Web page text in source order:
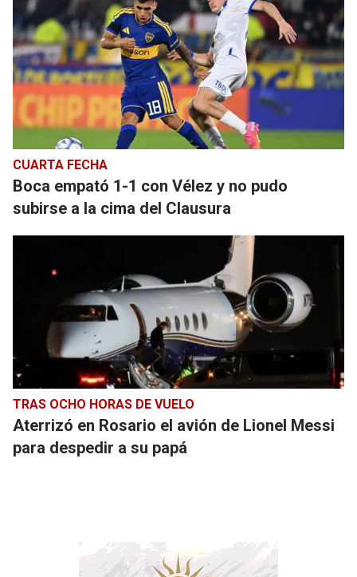
CUARTA FECHA
Boca empató 1-1 con Vélez y no pudo
subirse a la cima del Clausura
TRAS OCHO HORAS DE VUELO
Aterrizó en Rosario el avión de Lionel Messi
para despedir a su papá